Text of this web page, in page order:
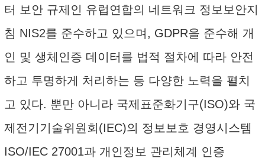
터 보안 규제인 유럽연합의 네트워크 정보보안지
침 NIS2를 준수하고 있으며, GDPR을 준수해 개
인 및 생체인증 데이터를 법적 절차에 따라 안전
하고 투명하게 처리하는 등 다양한 노력을 펼치
고 있다. 뿐만 아니라 국제표준화기구(ISO)와 국
제전기기술위원회(IEC)의 정보보호 경영시스템
ISO/IEC 27001과 개인정보 관리체계 인증